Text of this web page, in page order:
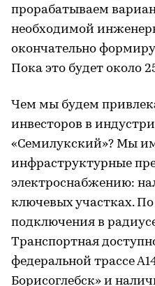
прорабатываем
необходимой
окончательно
Пока это будет около
Чем мы будем
инвесторов в
«Семилукский»? Мы
инфраструктурные
электроснабжению:
ключевых участках.
подключения в
Транспортная
федеральной трассе
Борисоглебск» и